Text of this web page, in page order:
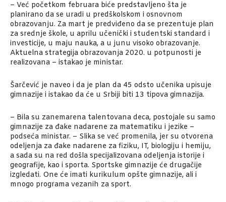
– Već početkom februara biće predstavljeno šta je
planirano da se uradi u predškolskom i osnovnom
obrazovanju. Za mart je predviđeno da se prezentuje plan
za srednje škole, u aprilu učenički i studentski standard i
investicije, u maju nauka, a u junu visoko obrazovanje.
Aktuelna strategija obrazovanja 2020. u potpunosti je
realizovana – istakao je ministar.
Šarčević je naveo i da je plan da 45 odsto učenika upisuje
gimnazije i istakao da će u Srbiji biti 13 tipova gimnazija.
– Bila su zanemarena talentovana deca, postojale su samo
gimnazije za đake nadarene za matematiku i jezike –
podseća ministar. – Slika se već promenila, jer su otvorena
odeljenja za đake nadarene za fiziku, IT, biologiju i hemiju,
a sada su na red došla specijalizovana odeljenja istorije i
geografije, kao i sporta. Sportske gimnazije će drugačije
izgledati. One će imati kurikulum opšte gimnazije, ali i
mnogo programa vezanih za sport.